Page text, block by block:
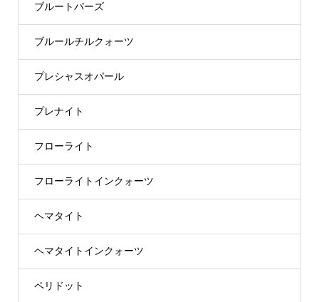
ブルートパーズ
ブルールチルクォーツ
プレシャスオパール
プレナイト
フローライト
フローライトインクォーツ
ヘマタイト
ヘマタイトインクォーツ
ペリドット